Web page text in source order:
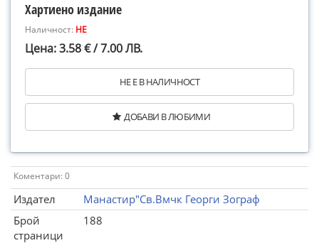
Хартиено издание
Наличност: НЕ
Цена: 3.58 € / 7.00 ЛВ.
НЕ Е В НАЛИЧНОСТ
ДОБАВИ В ЛЮБИМИ
Коментари: 0
Издател
Манастир"Св.Вмчк Георги Зограф
Брой
страници
188